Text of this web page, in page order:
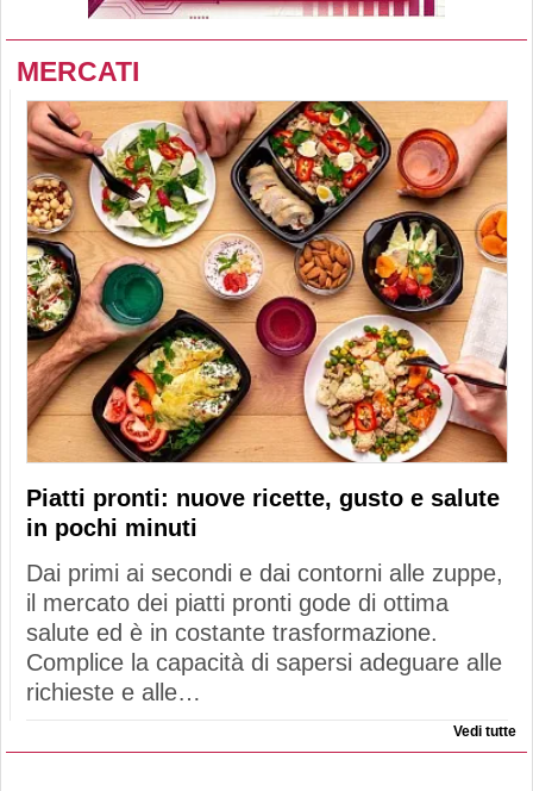
MERCATI
Piatti pronti: nuove ricette, gusto e salute
in pochi minuti
Dai primi ai secondi e dai contorni alle zuppe,
il mercato dei piatti pronti gode di ottima
salute ed è in costante trasformazione.
Complice la capacità di sapersi adeguare alle
richieste e alle…
Vedi tutte